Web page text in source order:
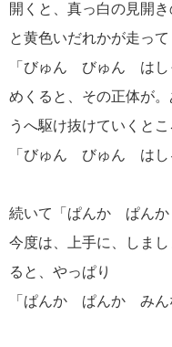
開くと、真っ白の見開
と黄色いだれかが走って
「びゅん びゅん はし
めくると、その正体が
うへ駆け抜けていくとこ
「びゅん びゅん はし
続いて「ぱんか ぱん
今度は、上手に、しま
ると、やっぱり
「ぱんか ぱんか み